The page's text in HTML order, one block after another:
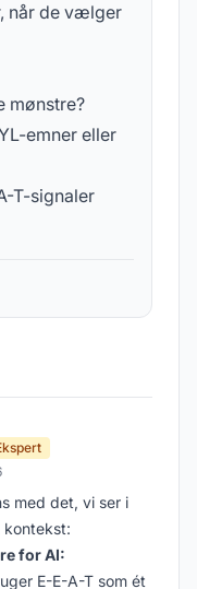
når de vælger
mønstre?
emner eller
T-signaler
med det, vi ser i
kontekst:
for AI:
E-E-A-T som ét